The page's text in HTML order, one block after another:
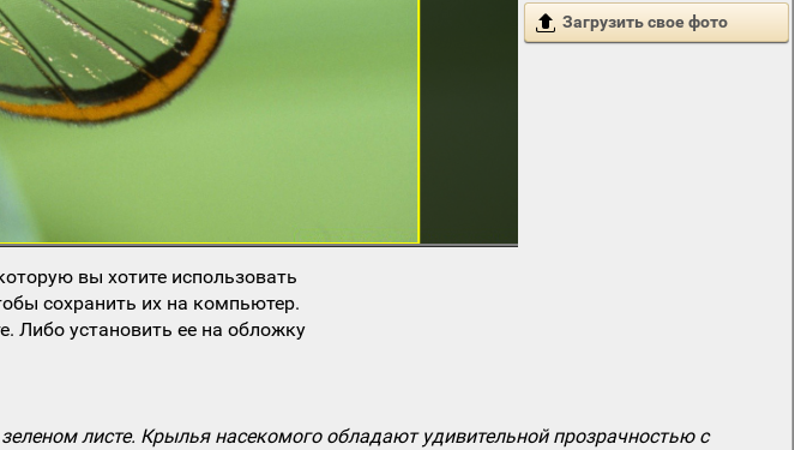
Загрузить свое фото
вы хотите использовать
сохранить их на компьютер.
Либо установить ее на обложку
листе. Крылья насекомого обладают удивительной прозрачностью с